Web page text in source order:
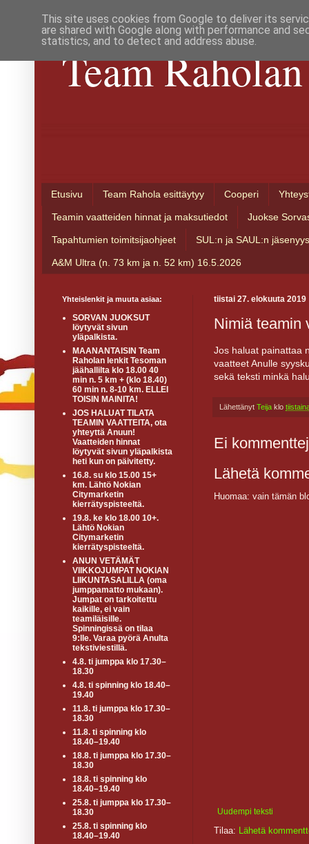
Team
Etusivu Team Rahola esittäytyy Cooperi
Teamin vaatteiden hinnat ja maksutiedot Juokse
Tapahtumien toimitsijaohjeet SUL:n ja SAUL:n jäsenyys
A&M Ultra (n. 73 km ja n. 52 km) 16.5.2026
tiistai 27. elokuuta 2019
Nimiä teamin
Jos haluat painattaa
vaatteet Anulle
sekä teksti minkä
Lähettänyt Teija klo
Ei
Lähetä
Huomaa: vain tämän
Uudempi teksti
Tilaa: Lähetä
Yhteislenkit ja muuta asiaa:
SORVAN JUOKSUT
löytyvät sivun
yläpalkista.
MAANANTAISIN Team
Raholan lenkit Tesoman
jäähallilta klo 18.00 40
min n. 5 km + (klo 18.40)
60 min n. 8-10 km. ELLEI
TOISIN MAINITA!
JOS HALUAT TILATA
TEAMIN VAATTEITA, ota
yhteyttä Anuun!
Vaatteiden hinnat
löytyvät sivun yläpalkista
heti kun on päivitetty.
16.8. su klo 15.00 15+
km. Lähtö Nokian
Citymarketin
kierrätyspisteeltä.
19.8. ke klo 18.00 10+.
Lähtö Nokian
Citymarketin
kierrätyspisteeltä.
ANUN VETÄMÄT
VIIKKOJUMPAT NOKIAN
LIIKUNTASALILLA (oma
jumppamatto mukaan).
Jumpat on tarkoitettu
kaikille, ei vain
teamiläisille.
Spinningissä on tilaa
9:lle. Varaa pyörä Anulta
tekstiviestillä.
4.8. ti jumppa klo 17.30–
18.30
4.8. ti spinning klo 18.40–
19.40
11.8. ti jumppa klo 17.30–
18.30
11.8. ti spinning klo
18.40–19.40
18.8. ti jumppa klo 17.30–
18.30
18.8. ti spinning klo
18.40–19.40
25.8. ti jumppa klo 17.30–
18.30
25.8. ti spinning klo
18.40–19.40
This site uses cookies from Google to deliver its
are shared with Google along with performance and
statistics, and to detect and address abuse.